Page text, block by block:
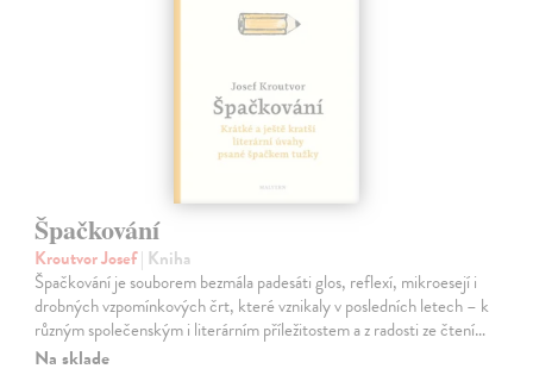
Špačkování
Kroutvor Josef| Kniha
Špačkování je souborem bezmála padesáti glos, reflexí, mikroesejí i
drobných vzpomínkových črt, které vznikaly v posledních letech – k
různým společenským i literárním příležitostem a z radosti ze čtení…
Na sklade